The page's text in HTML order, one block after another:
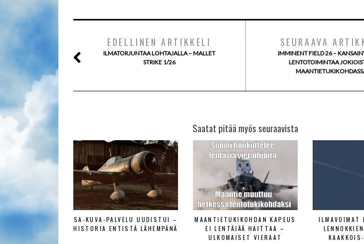
EDELLINEN ARTIKKELI
ILMATORJUNTAA LOHTAJALLA – MALLET
STRIKE 1/26
SEURAAVA
IMMINENT FIELD 26 –
LENTOTOIMINTAA
Saatat pitää myös seuraavista
SA-KUVA-PALVELU UUDISTUI –
HISTORIA ENTISTÄ LÄHEMPÄNÄ
MAANTIETUKIKOHDAN KAPEUS
EI LENTÄJÄÄ HAITTAA –
ULKOMAISET VIERAAT
ILMAVOIMAT